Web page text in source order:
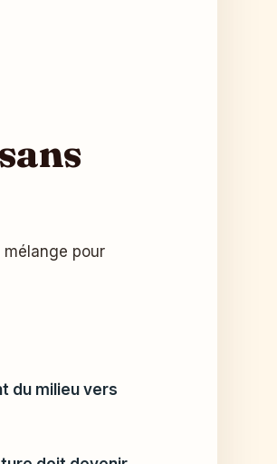
mélange pour
du milieu vers